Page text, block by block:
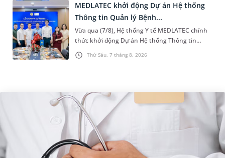
Thứ Sáu, 7 tháng 8, 2026
MEDLATEC khởi động Dự án Hệ thống
Thông tin Quản lý Bệnh...
Vừa qua (7/8), Hệ thống Y tế MEDLATEC chính
thức khởi động Dự án Hệ thống Thông tin
Quản lý Bệnh viện (HIS - Hospital Information
System) giai đoạn mới. Dự á...